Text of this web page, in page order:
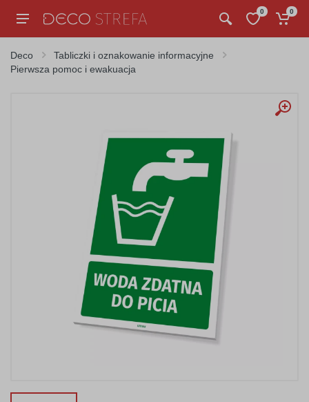
0 0
Deco
Tabliczki i oznakowanie informacyjne
Pierwsza pomoc i ewakuacja